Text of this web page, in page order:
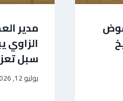
مدير
الزاوي
سبل
يوليو 12, 2026